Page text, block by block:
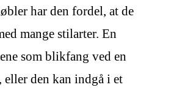
har den fordel, at de
mange stilarter. En
som blikfang ved en
den kan indgå i et